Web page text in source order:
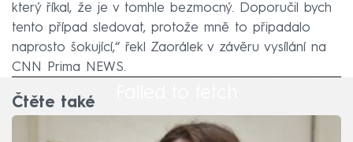
který říkal, že je v tomhle bezmocný. Doporučil bych
tento případ sledovat, protože mně to připadalo
naprosto šokující,“ řekl Zaorálek v závěru vysílání na
CNN Prima NEWS.
Čtěte také